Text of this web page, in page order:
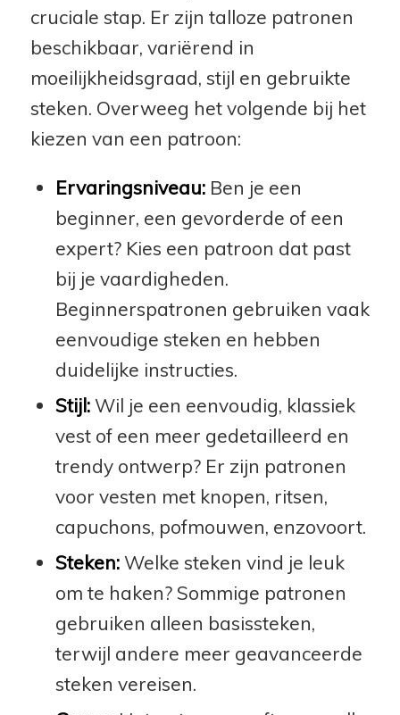
cruciale stap. Er zijn talloze patronen
beschikbaar, variërend in
moeilijkheidsgraad, stijl en gebruikte
steken. Overweeg het volgende bij het
kiezen van een patroon:
Ervaringsniveau:Ben je een
beginner, een gevorderde of een
expert? Kies een patroon dat past
bij je vaardigheden.
Beginnerspatronen gebruiken vaak
eenvoudige steken en hebben
duidelijke instructies.
Stijl:Wil je een eenvoudig, klassiek
vest of een meer gedetailleerd en
trendy ontwerp? Er zijn patronen
voor vesten met knopen, ritsen,
capuchons, pofmouwen, enzovoort.
Steken:Welke steken vind je leuk
om te haken? Sommige patronen
gebruiken alleen basissteken,
terwijl andere meer geavanceerde
steken vereisen.